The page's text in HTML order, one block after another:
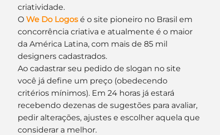
criatividade.
O We Do Logos é o site pioneiro no Brasil em
concorrência criativa e atualmente é o maior
da América Latina, com mais de 85 mil
designers cadastrados.
Ao cadastrar seu pedido de slogan no site
você já define um preço (obedecendo
critérios mínimos). Em 24 horas já estará
recebendo dezenas de sugestões para avaliar,
pedir alterações, ajustes e escolher aquela que
considerar a melhor.